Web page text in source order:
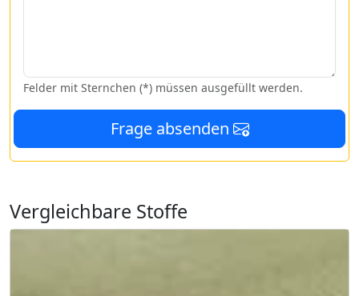
Felder mit Sternchen (*) müssen ausgefüllt werden.
Frage absenden
Vergleichbare Stoffe